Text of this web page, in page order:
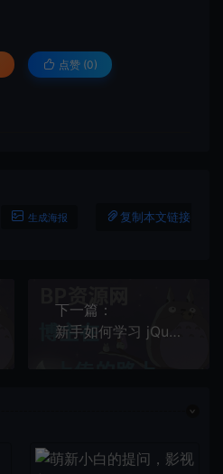
点赞 (0)
生成海报 复制本文链接
下一篇：
新手如何学习 jQuery？